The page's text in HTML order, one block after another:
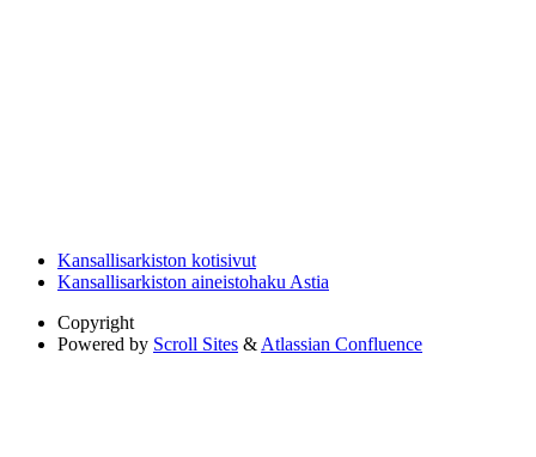
Kansallisarkiston kotisivut
Kansallisarkiston aineistohaku Astia
Copyright
Powered by Scroll Sites & Atlassian Confluence